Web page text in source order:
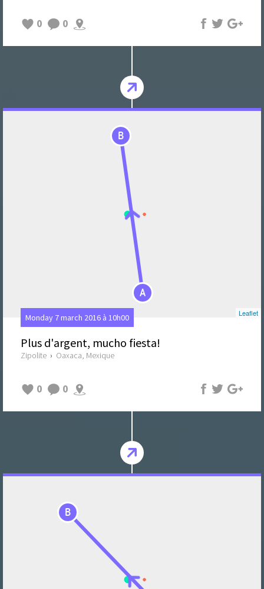
0 0
A
B
Leaflet
Monday 7 march 2016 à 10h00
Plus d'argent, mucho fiesta!
Zipolite › Oaxaca, Mexique
0 0
B